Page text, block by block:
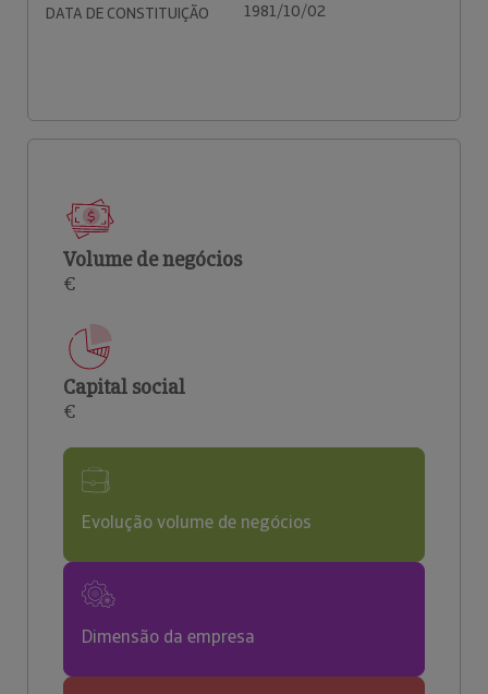
DATA DE CONSTITUIÇÃO 1981/10/02
Volume de negócios
€
Capital social
€
Evolução volume de negócios
Dimensão da empresa